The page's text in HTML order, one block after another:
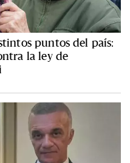
puntos del país:
la ley de